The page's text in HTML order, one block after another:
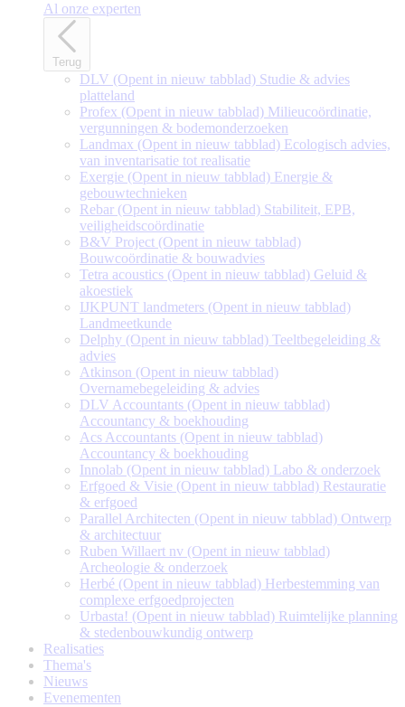
Al onze experten
Terug
DLV (Opent in nieuw tabblad) Studie & advies
platteland
Profex (Opent in nieuw tabblad) Milieucoördinatie,
vergunningen & bodemonderzoeken
Landmax (Opent in nieuw tabblad) Ecologisch advies,
van inventarisatie tot realisatie
Exergie (Opent in nieuw tabblad) Energie &
gebouwtechnieken
Rebar (Opent in nieuw tabblad) Stabiliteit, EPB,
veiligheidscoördinatie
B&V Project (Opent in nieuw tabblad)
Bouwcoördinatie & bouwadvies
Tetra acoustics (Opent in nieuw tabblad) Geluid &
akoestiek
IJKPUNT landmeters (Opent in nieuw tabblad)
Landmeetkunde
Delphy (Opent in nieuw tabblad) Teeltbegeleiding &
advies
Atkinson (Opent in nieuw tabblad)
Overnamebegeleiding & advies
DLV Accountants (Opent in nieuw tabblad)
Accountancy & boekhouding
Acs Accountants (Opent in nieuw tabblad)
Accountancy & boekhouding
Innolab (Opent in nieuw tabblad) Labo & onderzoek
Erfgoed & Visie (Opent in nieuw tabblad) Restauratie
& erfgoed
Parallel Architecten (Opent in nieuw tabblad) Ontwerp
& architectuur
Ruben Willaert nv (Opent in nieuw tabblad)
Archeologie & onderzoek
Herbé (Opent in nieuw tabblad) Herbestemming van
complexe erfgoedprojecten
Urbasta! (Opent in nieuw tabblad) Ruimtelijke planning
& stedenbouwkundig ontwerp
Realisaties
Thema's
Nieuws
Evenementen